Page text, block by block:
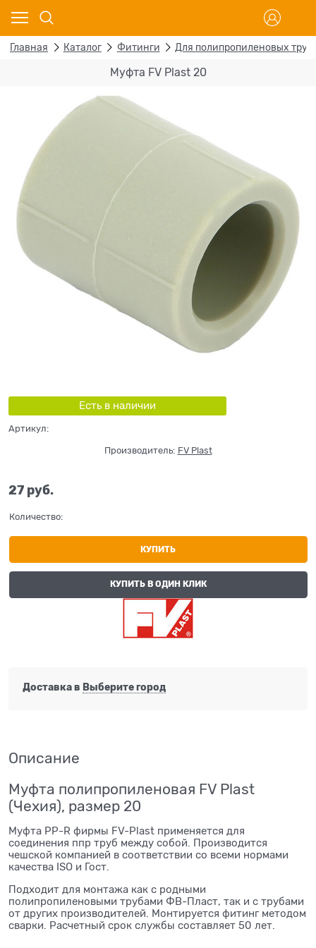
Главная Каталог Фитинги Для полипропиленовых труб
Муфта FV Plast 20
Есть в наличии
Артикул:
Производитель: FV Plast
27 руб.
Количество:
КУПИТЬ
КУПИТЬ В ОДИН КЛИК
Доставка в Выберите город
Описание
Муфта полипропиленовая FV Plast
(Чехия), размер 20
Муфта PP-R фирмы FV-Plast применяется для
соединения ппр труб между собой. Производится
чешской компанией в соответствии со всеми нормами
качества ISO и Гост.
Подходит для монтажа как с родными
полипропиленовыми трубами ФВ-Пласт, так и с трубами
от других производителей. Монтируется фитинг методом
сварки. Расчетный срок службы составляет 50 лет.